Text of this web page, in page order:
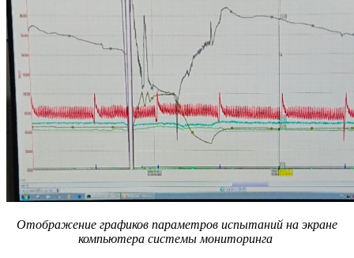
Отображение графиков параметров испытаний на экране
компьютера системы мониторинга